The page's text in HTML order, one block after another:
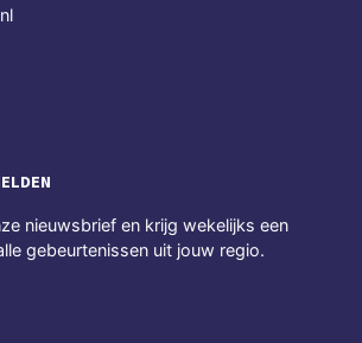
nieuwsbrief en krijg wekelijks een
gebeurtenissen uit jouw regio.